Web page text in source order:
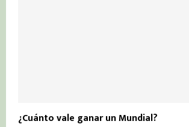
¿Cuánto vale ganar un Mundial?